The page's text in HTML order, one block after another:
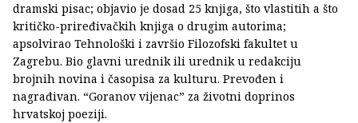
dramski pisac; objavio je dosad 25 knjiga, što vlastitih a što
kritičko-priređivačkih knjiga o drugim autorima;
apsolvirao Tehnološki i završio Filozofski fakultet u
Zagrebu. Bio glavni urednik ili urednik u redakciju
brojnih novina i časopisa za kulturu. Prevođen i
nagrađivan. “Goranov vijenac” za životni doprinos
hrvatskoj poeziji.